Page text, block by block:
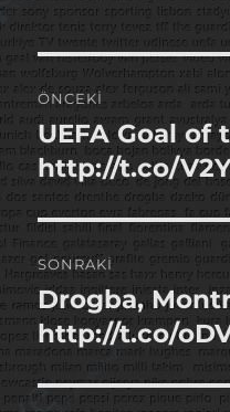
Yazı
gezinmesi
ÖNCEKI
Önceki
yazı:
UEFA Goal of
http://t.co/
SONRAKI
Sonraki
yazı:
Drogba,
http://t.co/